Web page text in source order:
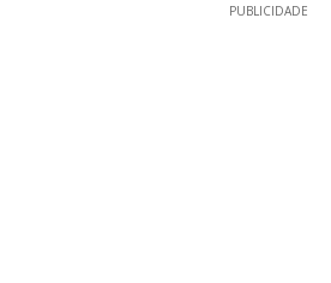
PUBLICIDADE